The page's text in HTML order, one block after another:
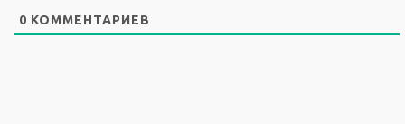
0 КОММЕНТАРИЕВ